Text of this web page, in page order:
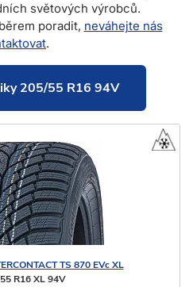
světových výrobců.
poradit, neváhejte nás
.
205/55 R16 94V
TS 870 EVc XL
R16 XL 94V